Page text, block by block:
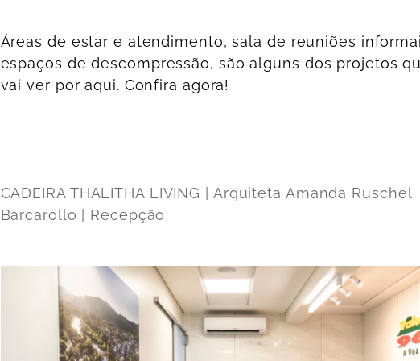
Áreas de estar e atendimento, sala de reuniões
espaços de descompressão, são alguns dos projetos
vai ver por aqui. Confira agora!
CADEIRA THALITHA LIVING | Arquiteta Amanda Ruschel
Barcarollo | Recepção